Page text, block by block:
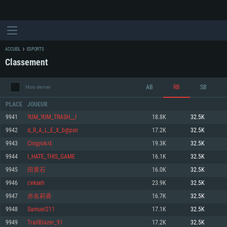
CONFIGURATION SYSTÈME REQUISE
Minimum
OS: Windows 10 (64 bit)
Processeur: Dual-Core 2.2 GHz
Minimum
OS: Mac OS Big Sur 11.0 ou plus récent
Processeur: Core i5, minimum 2.2GHz (Les processeurs Intel Xeon ne sont
Minimum
OS: Les configurations Linux 64 bits les plus modernes
Processeur: Dual-Core 2.4 GHz
ACCUEIL ESPORTS
Classement
Mois dernier AB RB SB
PLACE JOUEUR
9941 YUM_YUM_TRASH__I 18.8K 32.5K
9942 d_R_A_L_E_X_b@psn 17.2K 32.5K
9943 Cingyokヰ 19.3K 32.5K
9944 I_HATE_THIS_GAME 16.1K 32.5K
9945 田黄石 16.0K 32.5K
9946 cekseh 23.9K 32.5K
9947 赤名莉香 16.7K 32.5K
9948 Samuel211 17.1K 32.5K
9949 TrailBlazer_91 17.2K 32.5K